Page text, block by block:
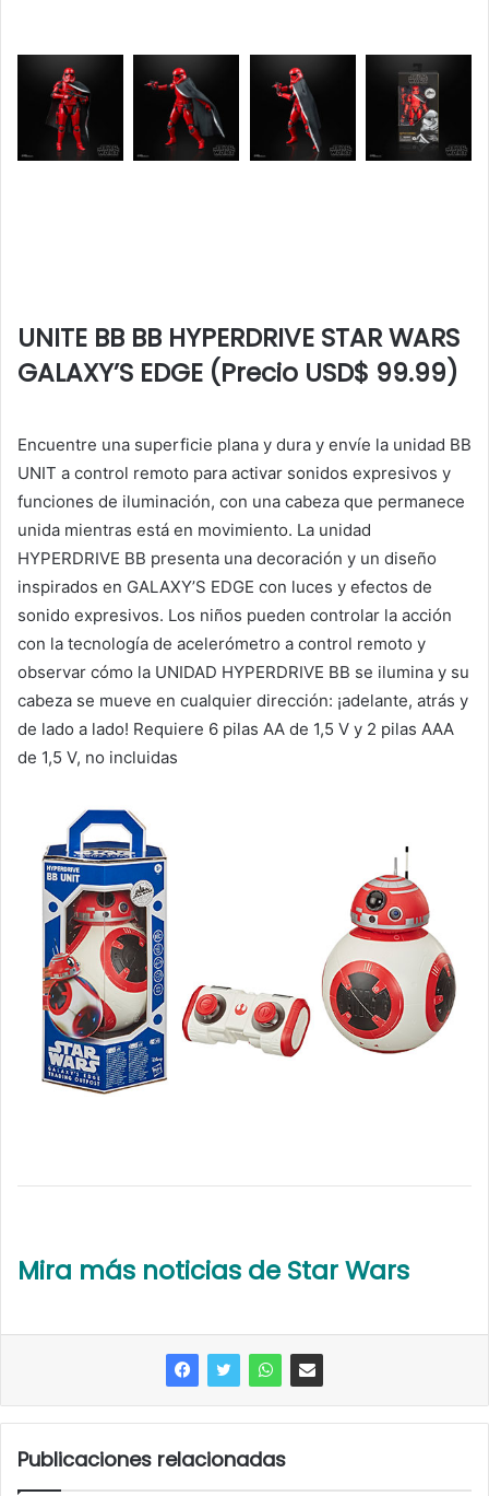
UNITE BB BB HYPERDRIVE STAR WARS
GALAXY’S EDGE (Precio USD$ 99.99)
Encuentre una superficie plana y dura y envíe la unidad BB
UNIT a control remoto para activar sonidos expresivos y
funciones de iluminación, con una cabeza que permanece
unida mientras está en movimiento. La unidad
HYPERDRIVE BB presenta una decoración y un diseño
inspirados en GALAXY’S EDGE con luces y efectos de
sonido expresivos. Los niños pueden controlar la acción
con la tecnología de acelerómetro a control remoto y
observar cómo la UNIDAD HYPERDRIVE BB se ilumina y su
cabeza se mueve en cualquier dirección: ¡adelante, atrás y
de lado a lado! Requiere 6 pilas AA de 1,5 V y 2 pilas AAA
de 1,5 V, no incluidas
Mira más noticias de Star Wars
Publicaciones relacionadas